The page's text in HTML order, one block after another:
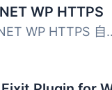
WP HTTPS
EDZNET WP